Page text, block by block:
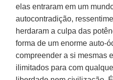
elas entraram em um
autocontradição,
herdaram a culpa das
forma de um enorme auto-
compreender a si mesmas
ilimitados para com